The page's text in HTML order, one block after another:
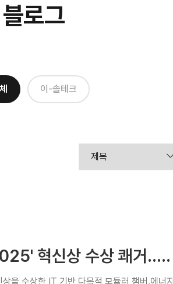
블로그
이-솔테크
혁신상 수상 쾌거…..
을 수상한 IT 기반 다목적 모듈러 챔버.에너